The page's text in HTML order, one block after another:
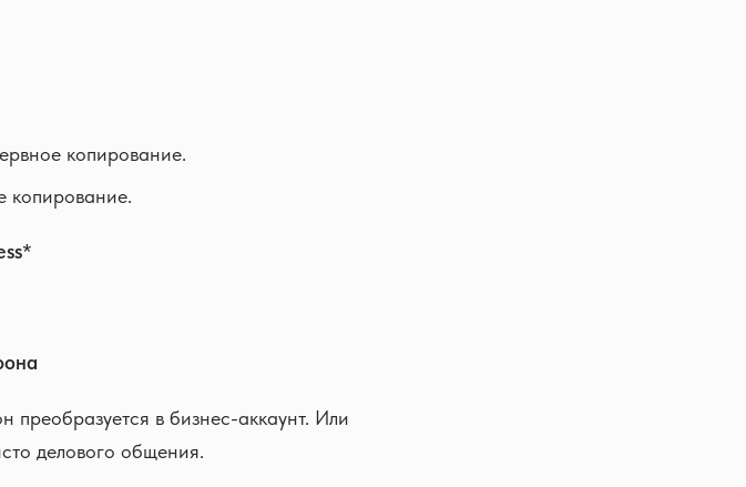
копирование.
копирование.
*
преобразуется в бизнес-аккаунт. Или
делового общения.